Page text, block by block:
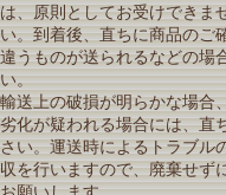
は、原則としてお受けできま
い。到着後、直ちに商品のご
違うものが送られるなどの場
い。
輸送上の破損が明らかな場合
劣化が疑われる場合には、直
さい。運送時によるトラブル
収を行いますので、廃棄せず
お願いします。